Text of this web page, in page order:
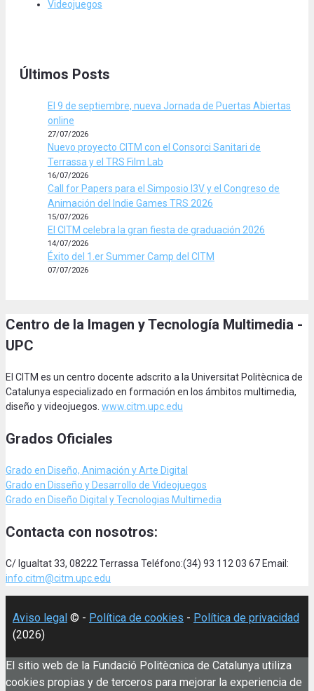
Videojuegos
Últimos Posts
El 9 de septiembre, nueva Jornada de Puertas Abiertas
online
27/07/2026
Nuevo proyecto CITM con el Consorci Sanitari de
Terrassa y el TRS Film Lab
16/07/2026
Call for Papers para el Simposio I3V y el Congreso de
Animación del Indie Games TRS 2026
15/07/2026
El CITM celebra la gran fiesta de graduación 2026
14/07/2026
Éxito del 1.er Summer Camp del CITM
07/07/2026
Centro de la Imagen y Tecnología Multimedia -
UPC
El CITM es un centro docente adscrito a la Universitat Politècnica de
Catalunya especializado en formación en los ámbitos multimedia,
diseño y videojuegos. www.citm.upc.edu
Grados Oficiales
Grado en Diseño, Animación y Arte Digital
Grado en Disseño y Desarrollo de Videojuegos
Grado en Diseño Digital y Tecnologias Multimedia
Contacta con nosotros:
C/ Igualtat 33, 08222 Terrassa Teléfono:(34) 93 112 03 67 Email:
info.citm@citm.upc.edu
Aviso legal © - Política de cookies - Política de privacidad
(2026)
El sitio web de la Fundació Politècnica de Catalunya utiliza
cookies propias y de terceros para mejorar la experiencia de